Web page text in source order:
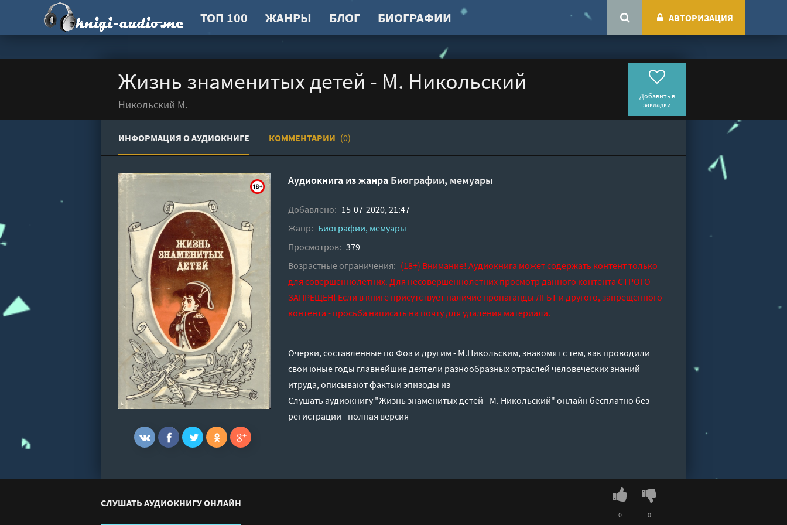
ТОП 100 ЖАНРЫ БЛОГ БИОГРАФИИ АВТОРИЗАЦИЯ
Жизнь знаменитых детей - M. Никольский
Никольский M.
Добавить в
закладки
ИНФОРМАЦИЯ О АУДИОКНИГЕ КОММЕНТАРИИ (0)
Аудиокнига из жанра Биографии, мемуары
Добавлено: 15-07-2020, 21:47
Жанр: Биографии, мемуары
Просмотров: 379
Возрастные ограничения: (18+) Внимание! Аудиокнига может содержать контент только
для совершеннолетних. Для несовершеннолетних просмотр данного контента СТРОГО
ЗАПРЕЩЕН! Если в книге присутствует наличие пропаганды ЛГБТ и другого, запрещенного
контента - просьба написать на почту для удаления материала.
Очерки, составленные по Фоа и другим - М.Никольским, знакомят с тем, как проводили
свои юные годы главнейшие деятели разнообразных отраслей человеческих знаний
итруда, описывают фактыи эпизоды из
Слушать аудиокнигу "Жизнь знаменитых детей - M. Никольский" онлайн бесплатно без
регистрации - полная версия
СЛУШАТЬ АУДИОКНИГУ ОНЛАЙН
0 0